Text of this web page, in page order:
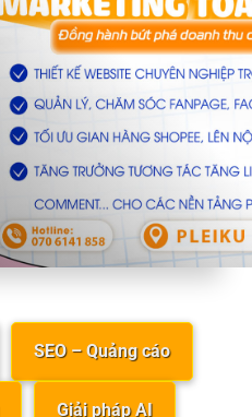
SEO – Quảng cáo
Giải pháp AI